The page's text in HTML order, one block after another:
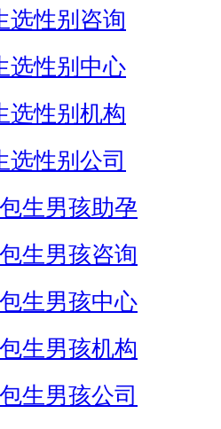
选性别咨询
选性别中心
选性别机构
选性别公司
生男孩助孕
生男孩咨询
生男孩中心
生男孩机构
生男孩公司